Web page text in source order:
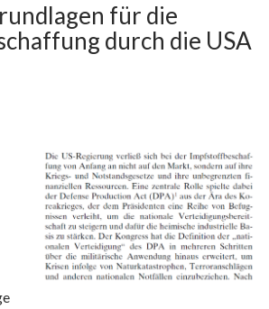
für die
durch die USA